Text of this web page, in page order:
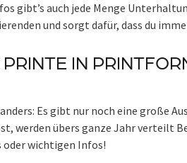
gibt’s auch jede Menge
und sorgt dafür, dass du
IN
Es gibt nur noch eine große
werden übers ganze Jahr verteilt
oder wichtigen Infos!